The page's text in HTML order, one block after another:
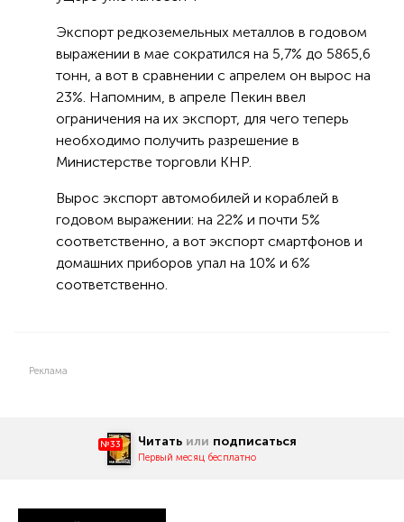
Экспорт редкоземельных металлов в годовом
выражении в мае сократился на 5,7% до 5865,6
тонн, а вот в сравнении с апрелем он вырос на
23%. Напомним, в апреле Пекин ввел
ограничения на их экспорт, для чего теперь
необходимо получить разрешение в
Министерстве торговли КНР.
Вырос экспорт автомобилей и кораблей в
годовом выражении: на 22% и почти 5%
соответственно, а вот экспорт смартфонов и
домашних приборов упал на 10% и 6%
соответственно.
Реклама
№33 Читать или подписаться
Первый месяц бесплатно